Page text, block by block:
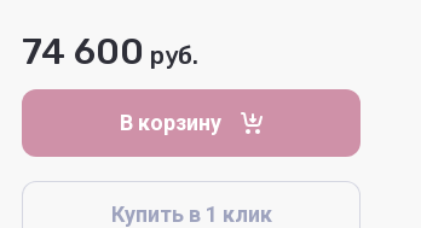
74 600 руб.
В корзину
Купить в 1 клик